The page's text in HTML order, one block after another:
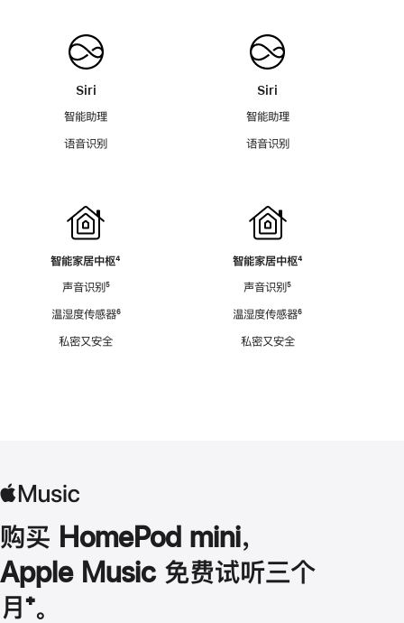
Siri
智能助理
语音识别
智能家居中枢脚
⁴
声音识别脚
⁵
温湿度传感器脚
⁶
私密又安全
Siri
智能助理
语音识别
智能家居中枢脚
⁴
声音识别脚
⁵
温湿度传感器脚
⁶
私密又安全
购买 HomePod mini，
Apple Music 免费试听三个
月 脚
⁺。